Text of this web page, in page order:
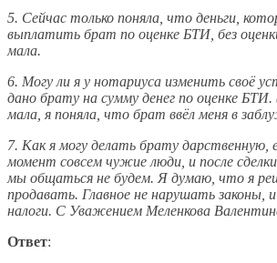
5. Сейчас только поняла, что деньги,
выплатить брат по оценке БТИ, без
мала.
6. Могу ли я у нотариуса изменить своё
дано брату на сумму денег по оценке
мала, я поняла, что брат ввёл меня в
7. Как я могу делать брату дарственную,
момент совсем чужие люди, и после
мы общаться не будем. Я думаю, что я
продавать. Главное не нарушать законы,
налоги. С Уважением Меленкова
Ответ: